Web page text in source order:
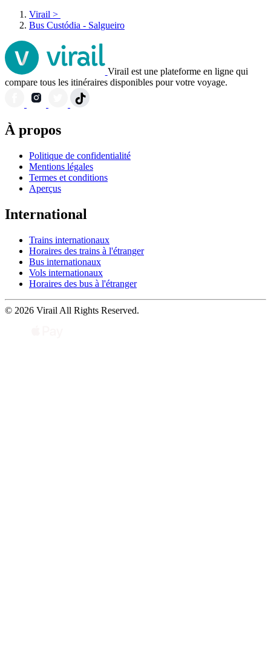
Virail >
Bus Custódia - Salgueiro
Virail est une plateforme en ligne qui
compare tous les itinéraires disponibles pour votre voyage.
À propos
Politique de confidentialité
Mentions légales
Termes et conditions
Aperçus
International
Trains internationaux
Horaires des trains à l'étranger
Bus internationaux
Vols internationaux
Horaires des bus à l'étranger
© 2026 Virail All Rights Reserved.